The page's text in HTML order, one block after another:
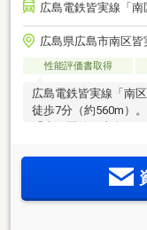
広島電鉄皆実線「
広島県広島市南区皆
性能評価書取得
広島電鉄皆実線「南
徒歩7分（約560m）
ンプロジェクト、始